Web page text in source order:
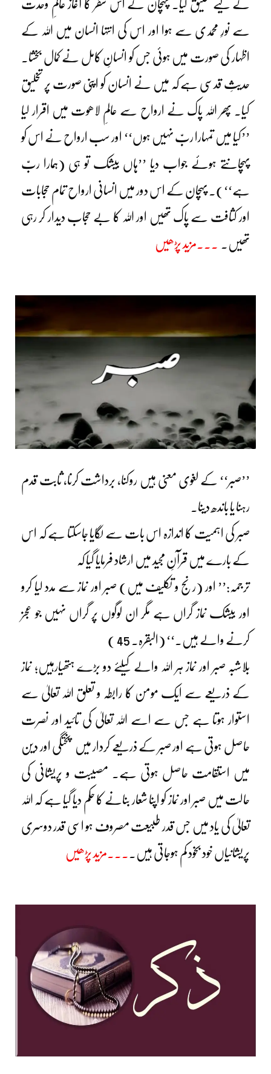
کے لیے تخلیق کیا۔ پہچان کے اس سفر کا آغاز عالمِ وحدت
سے نورِ محمدی سے ہوا اور اس کی انتہا انسان میں اللہ کے
اظہار کی صورت میں ہوئی جس کو انسانِ کامل نے کمال بخشا۔
حدیثِ قدسی ہے کہ میں نے انسان کو اپنی صورت پر تخلیق
کیا۔ پھر اللہ پاک نے ارواح سے عالمِ لاھوت میں اقرار لیا
’’کیا میں تمہارا ربّ نہیں ہوں‘‘ اور سب ارواح نے اس کو
پہچانتے ہوئے جواب دیا ’’ہاں بیشک تو ہی (ہمارا ربّ
ہے‘‘)۔ پہچان کے اس دور میں انسانی ارواح تمام حجابات
اور کثافت سے پاک تھیں اور اللہ کا بے حجاب دیدار کر رہی
تھیں۔ ۔۔۔مزید پڑھیں
’’صبر‘‘ کے لغوی معنی ہیں روکنا، برداشت کرنا، ثابت قدم
رہنا یا باندھ دینا۔
صبر کی اہمیت کا اندازہ اس بات سے لگایا جاسکتا ہے کہ اس
کے بارے میں قرآنِ مجید میں ارشاد فرمایا گیا کہ
ترجمہ:’’ اور (رنج و تکلیف میں) صبر اور نماز سے مدد لیا کرو
اور بیشک نماز گراں ہے مگر ان لوگوں پر گراں نہیں جو عجز
کرنے والے ہیں۔‘‘ (البقرہ۔ 45 )
بلاشبہ صبر اور نماز ہر اللہ والے کیلئے دو بڑے ہتھیارہیں؛ نماز
کے ذریعے سے ایک مومن کا رابطہ و تعلق اللہ تعالیٰ سے
استوار ہوتا ہے جس سے اسے اللہ تعالیٰ کی تائید اور نصرت
حاصل ہوتی ہے اور صبر کے ذریعے کردار میں پختگی اور دین
میں استقامت حاصل ہوتی ہے۔ مصیبت و پریشانی کی
حالت میں صبر اور نماز کو اپنا شعار بنانے کا حکم دیا گیا ہے کہ اللہ
تعالیٰ کی یاد میں جس قدر طبیعت مصروف ہو اسی قدر دوسری
پریشانیاں خود بخود کم ہوجاتی ہیں۔ ۔۔۔مزید پڑھیں